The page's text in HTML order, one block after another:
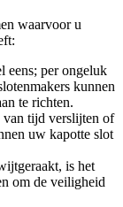
waarvoor u
eens; per ongeluk
kunnen
te richten.
van tijd verslijten of
uw kapotte slot
is het
om de veiligheid